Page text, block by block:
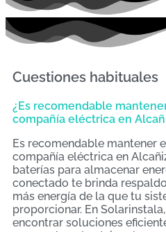
Cuestiones habituales
¿Es recomendable
compañía eléctrica en
Es recomendable mantener
compañía eléctrica en
baterías para almacenar
conectado te brinda
más energía de la que tu
proporcionar. En
encontrar soluciones